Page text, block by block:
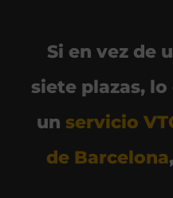
Si en vez de
siete plazas,
un servicio
de Barcelona,